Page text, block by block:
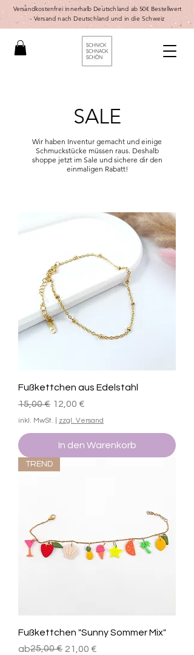
Versandkostenfrei innerhalb Deutschland ab 50€ Bestellwert
- Versand nach Deutschland und in die Schweiz
SALE
Wir haben Inventur gemacht und einige
Schmuckstücke müssen raus. Deshalb
shoppe jetzt im Sale und sichere dir den
einmaligen Rabatt!
Fußkettchen aus Edelstahl
Standardpreis
15,00 € Sale-Preis
12,00 €
inkl. MwSt. zzgl. Versand
In den Warenkorb
TREND
Fußkettchen "Sunny Sommer Mix"
ab
Standardpreis
25,00 € 21,00 €
Sale-Preis